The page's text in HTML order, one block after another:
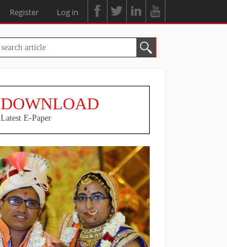
Register Log in
DOWNLOAD
Latest E-Paper